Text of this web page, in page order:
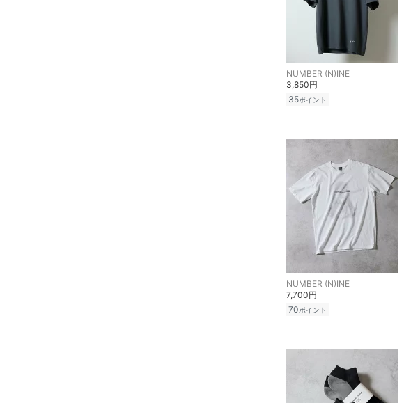
NUMBER (N)INE
3,850円
35ポイント
NUMBER (N)INE
7,700円
70ポイント